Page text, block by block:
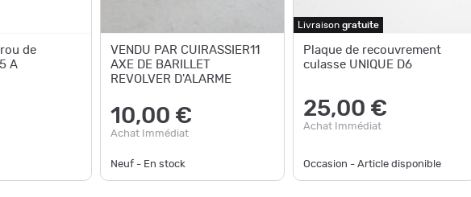
de
A
VENDU PAR CUIRASSIER11
AXE DE BARILLET
REVOLVER D'ALARME
10,00 €
Achat Immédiat
Neuf - En stock
Livraison gratuite
Plaque de recouvrement
culasse UNIQUE D6
25,00 €
Achat Immédiat
Occasion - Article disponible